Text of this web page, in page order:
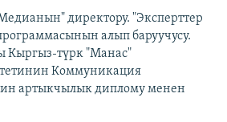
директору. "Эксперттер
алып баруучусу.
Кыргыз-түрк "Манас"
Коммуникация
артыкчылык диплому менен